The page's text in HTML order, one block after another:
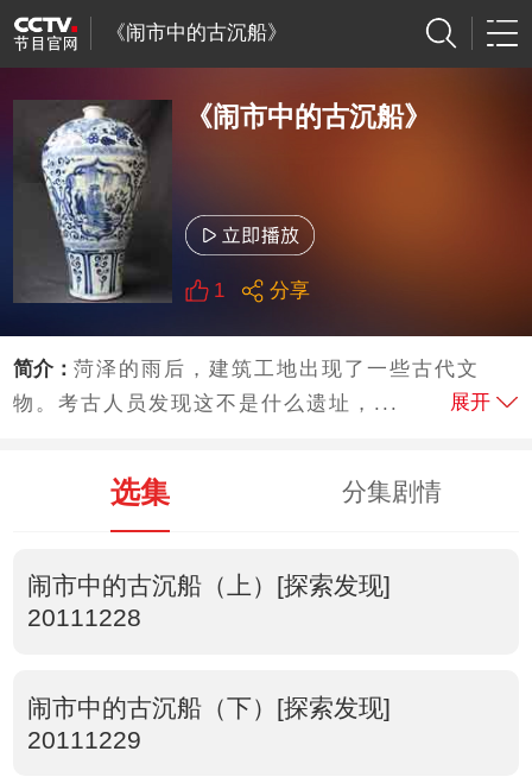
《闹市中的古沉船》
《闹市中的古沉船》
1 分享
简介：菏泽的雨后，建筑工地出现了一些古代文
物。考古人员发现这不是什么遗址，...
展开
选集 分集剧情
闹市中的古沉船（上）[探索发现]
20111228
闹市中的古沉船（下）[探索发现]
20111229